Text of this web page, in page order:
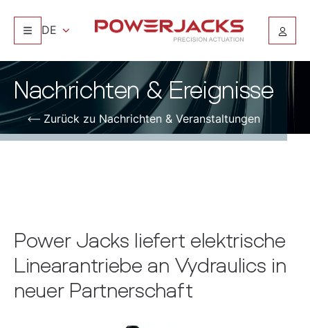
DE
Nachrichten & Ereignisse
Zurück zu Nachrichten & Veranstaltungen
Power Jacks liefert elektrische
Linearantriebe an Vydraulics in
neuer Partnerschaft